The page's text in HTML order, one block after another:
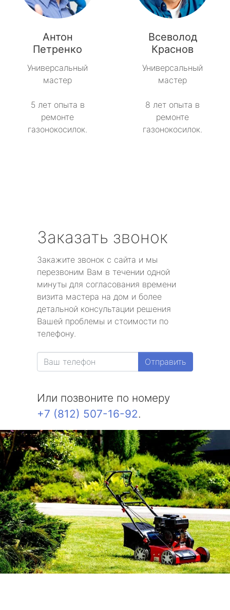
Антон
Петренко
Универсальный
мастер
5 лет опыта в
ремонте
газонокосилок.
Всеволод
Краснов
Универсальный
мастер
8 лет опыта в
ремонте
газонокосилок.
Заказать звонок
Закажите звонок с сайта и мы
перезвоним Вам в течении одной
минуты для согласования времени
визита мастера на дом и более
детальной консультации решения
Вашей проблемы и стоимости по
телефону.
Отправить
Или позвоните по номеру
+7 (812) 507-16-92.